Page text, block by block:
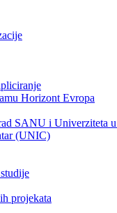
Horizont Evropa
SANU i Univerziteta
(UNIC)
projekata